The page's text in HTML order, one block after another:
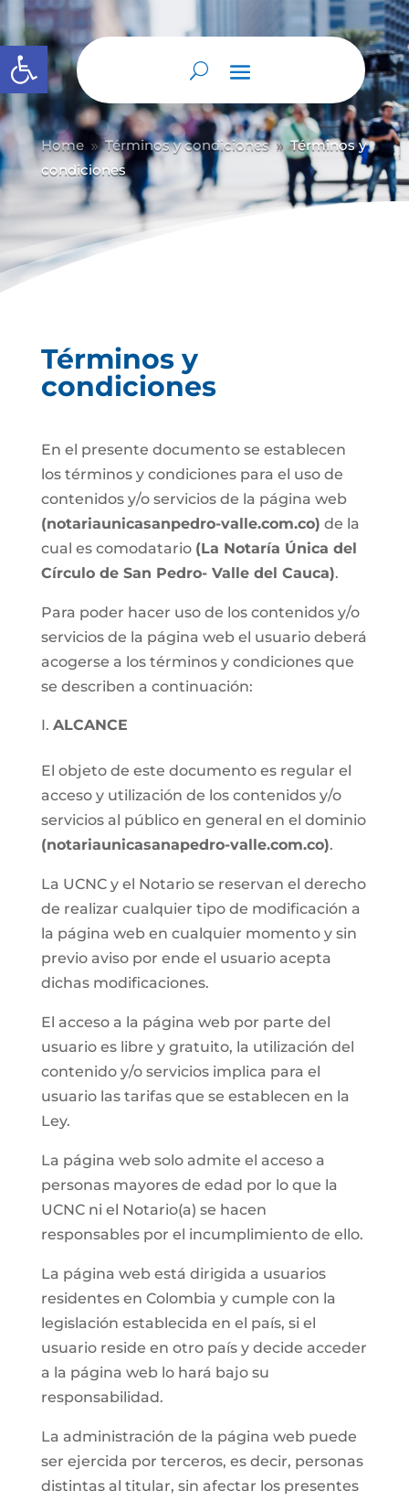
Abrir barra de herramientas
Home 9 Términos y condiciones 9 Términos y
condiciones
Términos y
condiciones
En el presente documento se establecen
los términos y condiciones para el uso de
contenidos y/o servicios de la página web
(notariaunicasanpedro-valle.com.co) de la
cual es comodatario (La Notaría Única del
Círculo de San Pedro- Valle del Cauca).
Para poder hacer uso de los contenidos y/o
servicios de la página web el usuario deberá
acogerse a los términos y condiciones que
se describen a continuación:
ALCANCE
El objeto de este documento es regular el
acceso y utilización de los contenidos y/o
servicios al público en general en el dominio
(notariaunicasanapedro-valle.com.co).
La UCNC y el Notario se reservan el derecho
de realizar cualquier tipo de modificación a
la página web en cualquier momento y sin
previo aviso por ende el usuario acepta
dichas modificaciones.
El acceso a la página web por parte del
usuario es libre y gratuito, la utilización del
contenido y/o servicios implica para el
usuario las tarifas que se establecen en la
Ley.
La página web solo admite el acceso a
personas mayores de edad por lo que la
UCNC ni el Notario(a) se hacen
responsables por el incumplimiento de ello.
La página web está dirigida a usuarios
residentes en Colombia y cumple con la
legislación establecida en el país, si el
usuario reside en otro país y decide acceder
a la página web lo hará bajo su
responsabilidad.
La administración de la página web puede
ser ejercida por terceros, es decir, personas
distintas al titular, sin afectar los presentes